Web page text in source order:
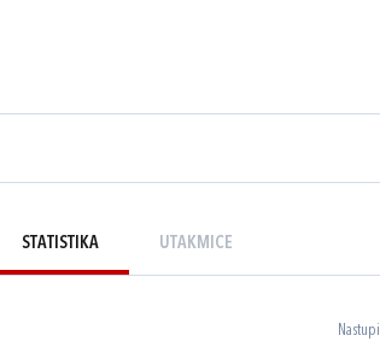
STATISTIKA UTAKMICE
Nastupi